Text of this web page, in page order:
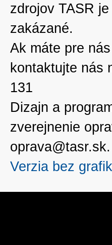
zdrojov TASR
zakázané.
Ak máte pre
kontaktujte nás
131
Dizajn a
zverejnenie
Verzia bez